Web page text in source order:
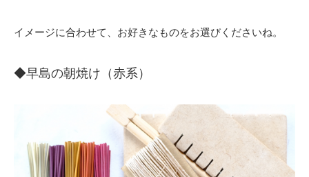
イメージに合わせて、お好きなものをお選びくださいね。
◆早島の朝焼け（赤系）